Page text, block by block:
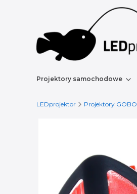
Projektory samochodowe
LEDprojektor Projektory GOBO